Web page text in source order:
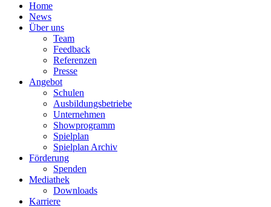
Home
News
Über uns
Team
Feedback
Referenzen
Presse
Angebot
Schulen
Ausbildungsbetriebe
Unternehmen
Showprogramm
Spielplan
Spielplan Archiv
Förderung
Spenden
Mediathek
Downloads
Karriere